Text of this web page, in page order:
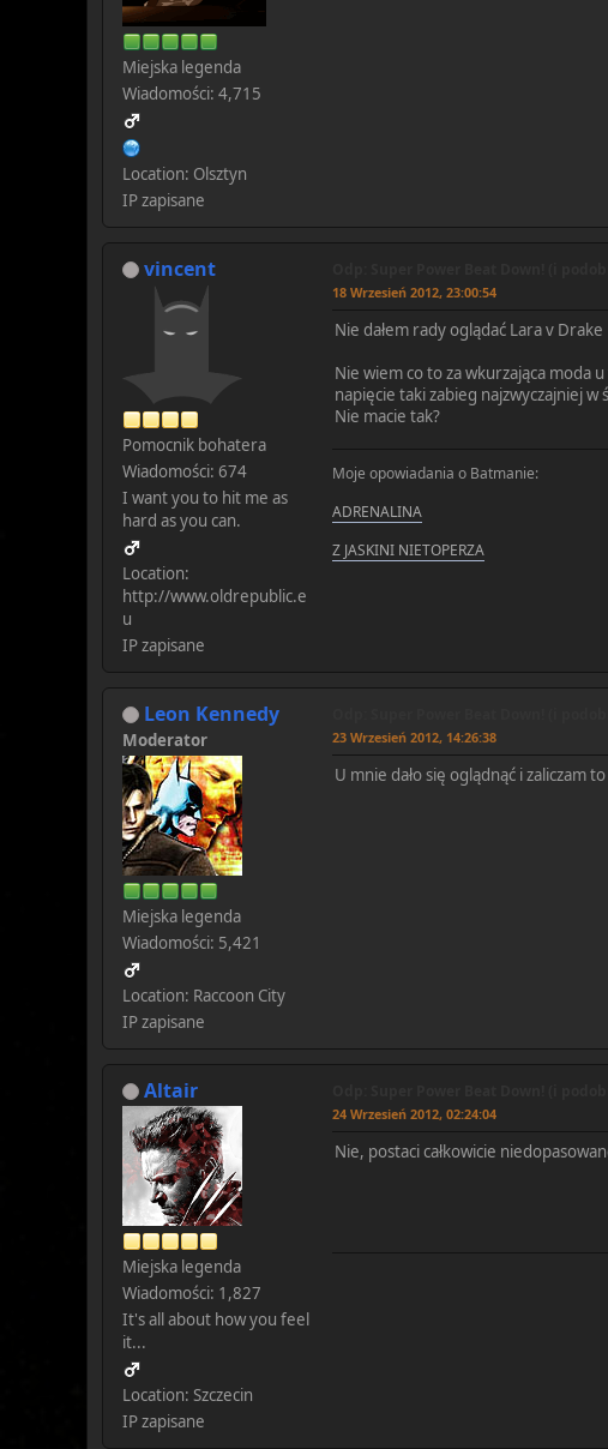
Miejska legenda
Wiadomości: 4,715
Location: Olsztyn
IP zapisane
vincent
Pomocnik bohatera
Wiadomości: 674
I want you to hit me as
hard as you can.
Location:
http://www.oldrepublic.e
u
IP zapisane
18 Wrzesień 2012, 23:00:54
Nie dałem rady oglądać Lara v Drake
Nie wiem co to za wkurzająca moda
napięcie taki zabieg najzwyczajniej
Nie macie tak?
Moje opowiadania o Batmanie:
ADRENALINA
Z JASKINI NIETOPERZA
Leon Kennedy
Moderator
Miejska legenda
Wiadomości: 5,421
Location: Raccoon City
IP zapisane
23 Wrzesień 2012, 14:26:38
U mnie dało się oglądnąć i zaliczam
Altair
Miejska legenda
Wiadomości: 1,827
It's all about how you feel
it...
Location: Szczecin
IP zapisane
24 Wrzesień 2012, 02:24:04
Nie, postaci całkowicie